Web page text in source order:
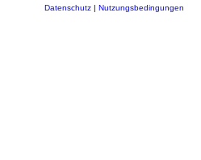
Datenschutz | Nutzungsbedingungen